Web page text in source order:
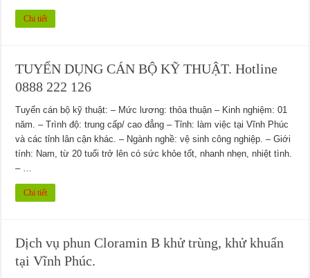
Chi tiết
TUYỂN DỤNG CÁN BỘ KỸ THUẬT. Hotline
0888 222 126
Tuyển cán bộ kỹ thuật: – Mức lương: thỏa thuận – Kinh nghiệm: 01
năm. – Trình độ: trung cấp/ cao đẳng – Tỉnh: làm việc tại Vĩnh Phúc
và các tỉnh lân cận khác. – Ngành nghề: vệ sinh công nghiệp. – Giới
tính: Nam, từ 20 tuổi trở lên có sức khỏe tốt, nhanh nhẹn, nhiệt tình.
– …
Chi tiết
Dịch vụ phun Cloramin B khử trùng, khử khuẩn
tại Vĩnh Phúc.